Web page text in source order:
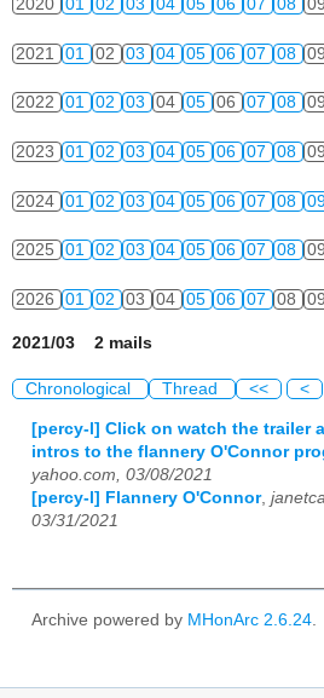
2020 01 02 03 04 05 06 07 08 09
2021 01 02 03 04 05 06 07 08 09
2022 01 02 03 04 05 06 07 08 09
2023 01 02 03 04 05 06 07 08 09
2024 01 02 03 04 05 06 07 08
2025 01 02 03 04 05 06 07 08 09
2026 01 02 03 04 05 06 07 08 09
2021/03 2 mails
Chronological Thread << <
[percy-l] Click on watch the trailer
intros to the flannery O'Connor
yahoo.com, 03/08/2021
[percy-l] Flannery O'Connor,
03/31/2021
Archive powered by MHonArc 2.6.24